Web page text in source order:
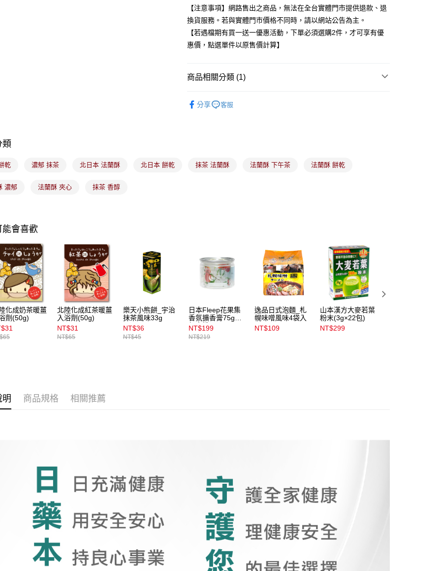
玉山商業銀行
星展（台灣）商業銀行
台新國際商業銀行
中國信託商業銀行
台灣樂天信用卡公司
悠遊付
Google Pay
全盈+PAY
相關說明
【大哥付你分期使用說明】
2.付款方式選擇「大哥付你分期」，訂單成立後會自動跳轉到大哥付的交易
流程，驗證手機門號後，選擇欲分期的期數、繳款截止日，確認付款後即
【繳款方式說明】
2.基於同意付款使用「大哥付你分期」之契約關係目的，商店將以您的個人
資料（包含姓名、電話或地址）提供予台灣大哥大進項蒐集、處理及利
用，由本公司與您本人進行分期帳單所需資料之確認、核對及更正。
3.完整用戶服務條款，請詳閱以下連結：https://oppay.tw/userRule
宅配
每筆NT$100，滿NT$899(含以上)免運費
每筆NT$100，滿NT$399(含以上)免運費
【注意事項】網路售出之商品，無法在全台實體門市提供退款、退
換貨服務。若與實體門市價格不同時，請以網站公告為主。
【若遇檔期有買一送一優惠活動，下單必須選購2件，才可享有優
惠價，點選單件以原售價計算】
商品相關分類 (1)
分享
客服
類
乾 濃郁 抹茶 北日本 法蘭酥 北日本 餅乾 抹茶 法蘭酥 法蘭酥 下午茶 法蘭酥 餅乾
濃郁 法蘭酥 夾心 抹茶 香醇
能會喜歡
化成奶茶暖薑
劑(50g)
北陸化成紅茶暖薑
入浴劑(50g)
NT$31
NT$65
樂天小熊餅_宇治
抹茶風味33g
NT$36
NT$45
日本Fleep花果集
香氛擴香膏75g濃
郁蜜桃
NT$199
NT$219
逸品日式泡麵_札
幌味噌風味4袋入
NT$109
山本漢方大麥若葉
粉末(3g×22包)
NT$299
明 商品規格 相關推薦